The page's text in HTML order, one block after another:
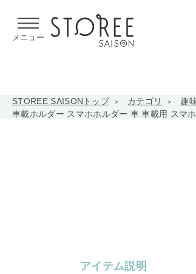
メニュー
STOREE SAISONトップ カテゴリ 趣
車載ホルダー スマホホルダー 車 車載用 スマ
アイテム説明